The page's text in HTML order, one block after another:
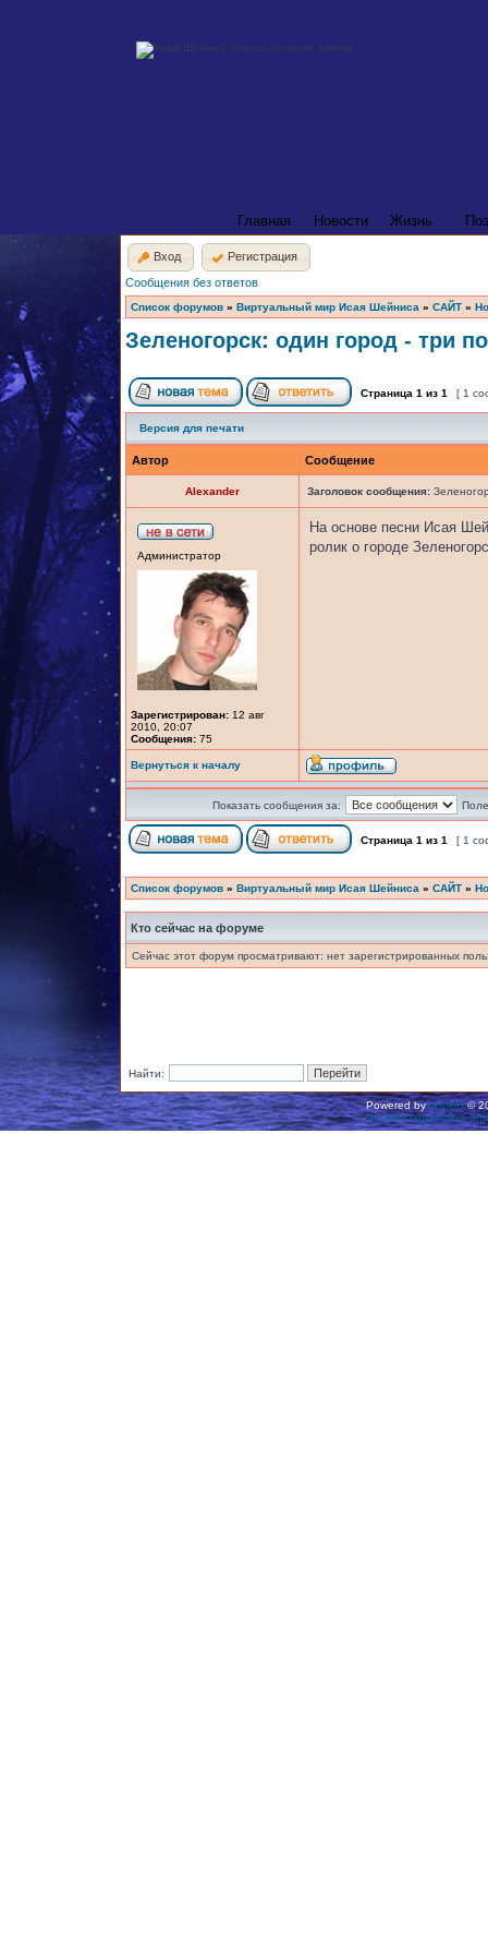
Главная Новости Жизнь
Вход
Регистрация
Сообщения без ответов
Список форумов » Виртуальный мир Исая Шейниса » САЙТ »
Зеленогорск: один город - три
Страница 1 из 1 [ 1
Версия для печати
Автор Сообщение
Alexander Заголовок сообщения:
Администратор
Зарегистрирован: 12 авг
2010, 20:07
Сообщения: 75
На основе песни Исая
ролик о городе
Вернуться к началу
Показать сообщения за:
Страница 1 из 1 [ 1
Список форумов » Виртуальный мир Исая Шейниса » САЙТ »
Кто сейчас на форуме
Сейчас этот форум просматривают: нет зарегистрированных
Найти:
Powered byphpBB©
Русская поддержка